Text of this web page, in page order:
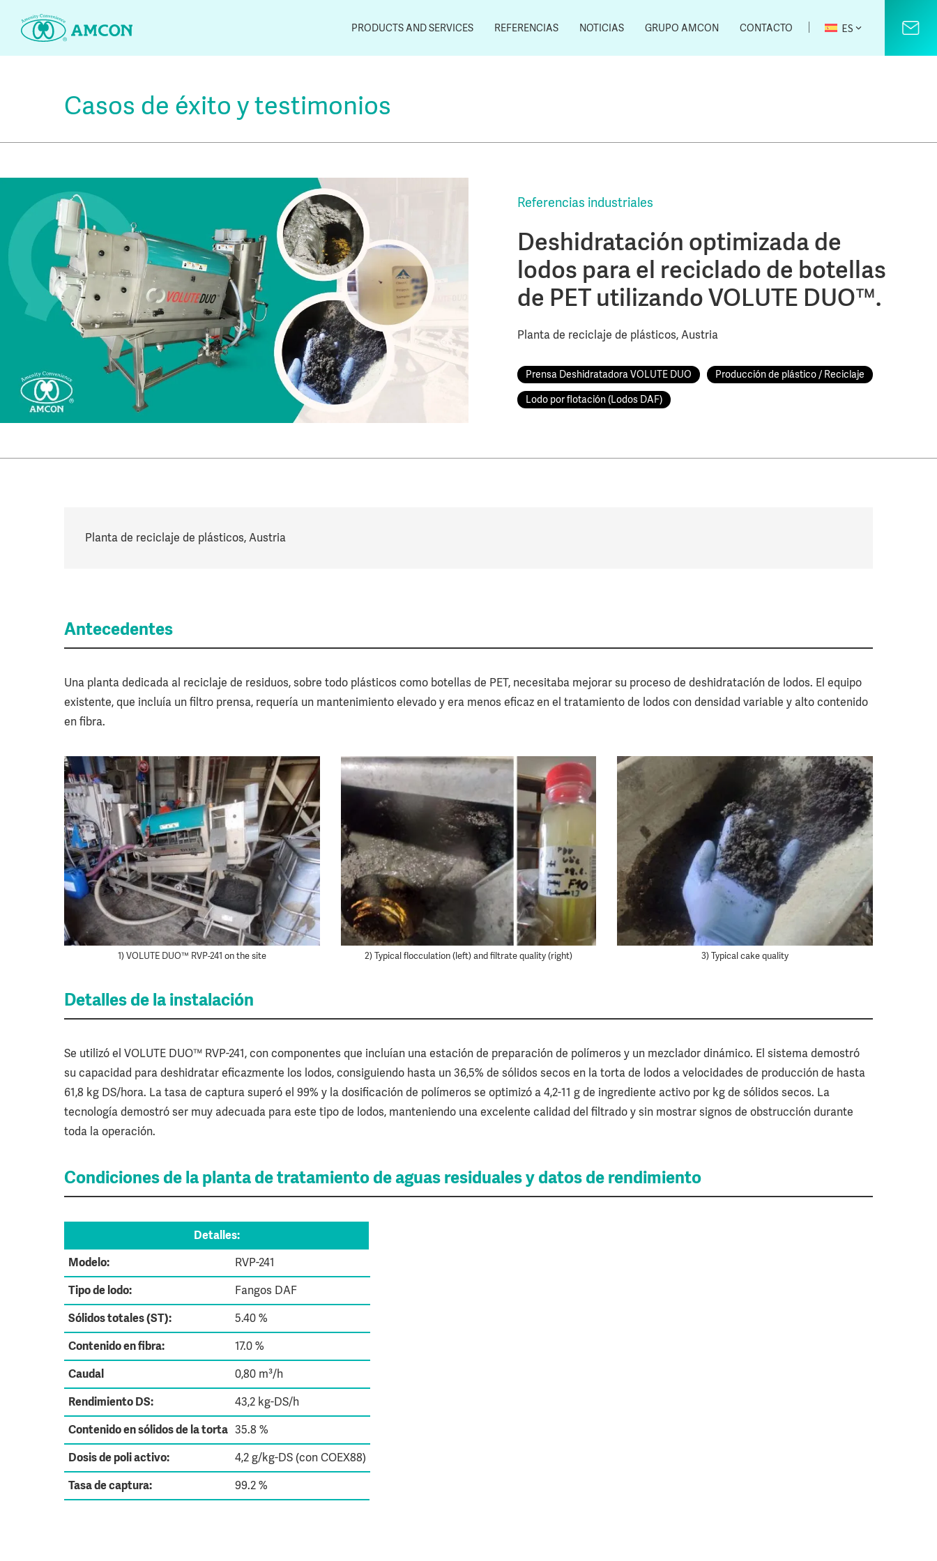
PRODUCTS AND SERVICES REFERENCIAS NOTICIAS GRUPO AMCON CONTACTO ES
Casos de éxito y testimonios
Referencias industriales
Deshidratación optimizada de
lodos para el reciclado de botellas
de PET utilizando VOLUTE DUO™.
Planta de reciclaje de plásticos, Austria
Prensa Deshidratadora VOLUTE DUO
Producción de plástico / Reciclaje
Lodo por flotación (Lodos DAF)
Planta de reciclaje de plásticos, Austria
Antecedentes
Una planta dedicada al reciclaje de residuos, sobre todo plásticos como botellas de PET, necesitaba mejorar su proceso de deshidratación de lodos. El equipo
existente, que incluía un filtro prensa, requería un mantenimiento elevado y era menos eficaz en el tratamiento de lodos con densidad variable y alto contenido
en fibra.
1) VOLUTE DUO™ RVP-241 on the site 2) Typical flocculation (left) and filtrate quality (right) 3) Typical cake quality
Detalles de la instalación
Se utilizó el VOLUTE DUO™ RVP-241, con componentes que incluían una estación de preparación de polímeros y un mezclador dinámico. El sistema demostró
su capacidad para deshidratar eficazmente los lodos, consiguiendo hasta un 36,5% de sólidos secos en la torta de lodos a velocidades de producción de hasta
61,8 kg DS/hora. La tasa de captura superó el 99% y la dosificación de polímeros se optimizó a 4,2-11 g de ingrediente activo por kg de sólidos secos. La
tecnología demostró ser muy adecuada para este tipo de lodos, manteniendo una excelente calidad del filtrado y sin mostrar signos de obstrucción durante
toda la operación.
Condiciones de la planta de tratamiento de aguas residuales y datos de rendimiento
Detalles:
Modelo:
RVP-241
Tipo de lodo:
Fangos DAF
Sólidos totales (ST):
5.40 %
Contenido en fibra:
17.0 %
Caudal
0,80 m³/h
Rendimiento DS:
43,2 kg-DS/h
Contenido en sólidos de la torta 35.8 %
Dosis de poli activo:
4,2 g/kg-DS (con COEX88)
Tasa de captura:
99.2 %